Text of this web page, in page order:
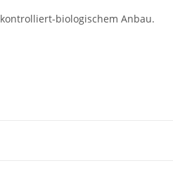
biologischem Anbau.